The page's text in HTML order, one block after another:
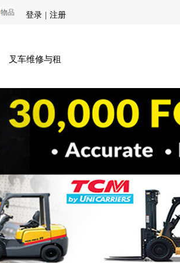
物品 登录 注册
叉车维修与租赁